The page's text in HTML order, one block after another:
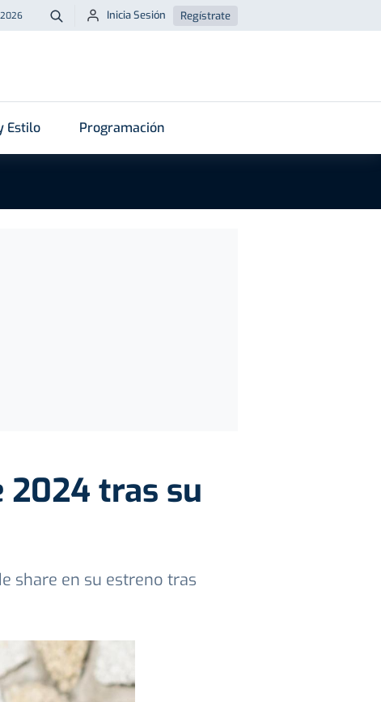
Buscar
Inicia Sesión Regístrate
Estilo Programación
2024 tras su
share en su estreno tras